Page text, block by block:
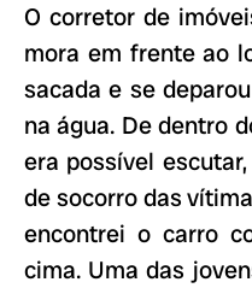
O corretor de
mora em frente ao
sacada e se
na água. De dentro
era possível
de socorro das
encontrei o carro
cima. Uma das